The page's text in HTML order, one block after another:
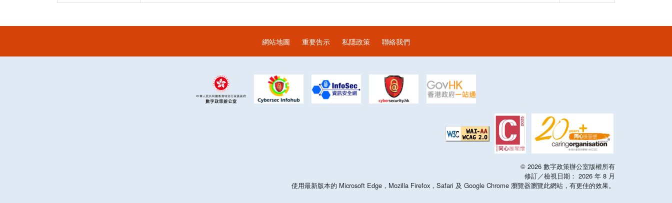
網站地圖 重要告示 私隱政策 聯絡我們
© 2026 數字政策辦公室版權所有
修訂／檢視日期： 2026 年 8 月
使用最新版本的 Microsoft Edge，Mozilla Firefox，Safari 及 Google Chrome 瀏覽器瀏覽此網站，有更佳的效果。